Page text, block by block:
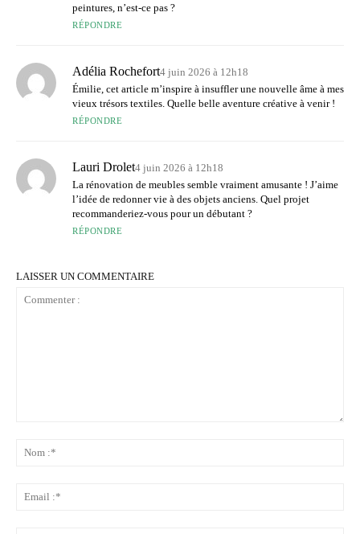
peintures, n’est-ce pas ?
RÉPONDRE
Adélia Rochefort4 juin 2026 à 12h18
Émilie, cet article m’inspire à insuffler une nouvelle âme à mes
vieux trésors textiles. Quelle belle aventure créative à venir !
RÉPONDRE
Lauri Drolet4 juin 2026 à 12h18
La rénovation de meubles semble vraiment amusante ! J’aime
l’idée de redonner vie à des objets anciens. Quel projet
recommanderiez-vous pour un débutant ?
RÉPONDRE
LAISSER UN COMMENTAIRE